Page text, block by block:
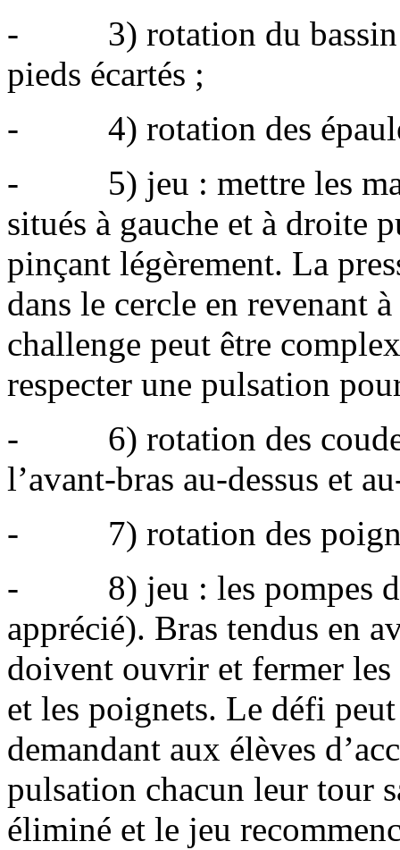
- 3) rotation du bassin
pieds écartés ;
- 4) rotation des
- 5) jeu : mettre les
situés à gauche et à droite
pinçant légèrement. La
dans le cercle en revenant
challenge peut être
respecter une pulsation
- 6) rotation des coudes
l’avant-bras au-dessus et
- 7) rotation des
- 8) jeu : les pompes
apprécié). Bras tendus en
doivent ouvrir et fermer les
et les poignets. Le défi
demandant aux élèves
pulsation chacun leur tour
éliminé et le jeu